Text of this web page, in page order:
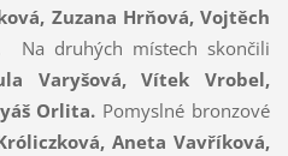
Zuzana Hrňová, Vojtěch
Na druhých místech skončili
Varyšová, Vítek Vrobel,
Orlita. Pomyslné bronzové
Aneta Vavříková,